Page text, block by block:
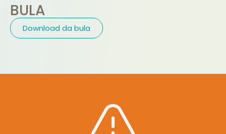
BULA
Download da bula